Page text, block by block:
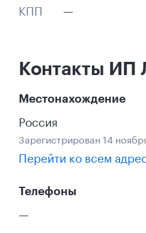
КПП
—
Контакты
Местонахождение
Россия
Зарегистрирован 14
Перейти ко всем
Телефоны
—